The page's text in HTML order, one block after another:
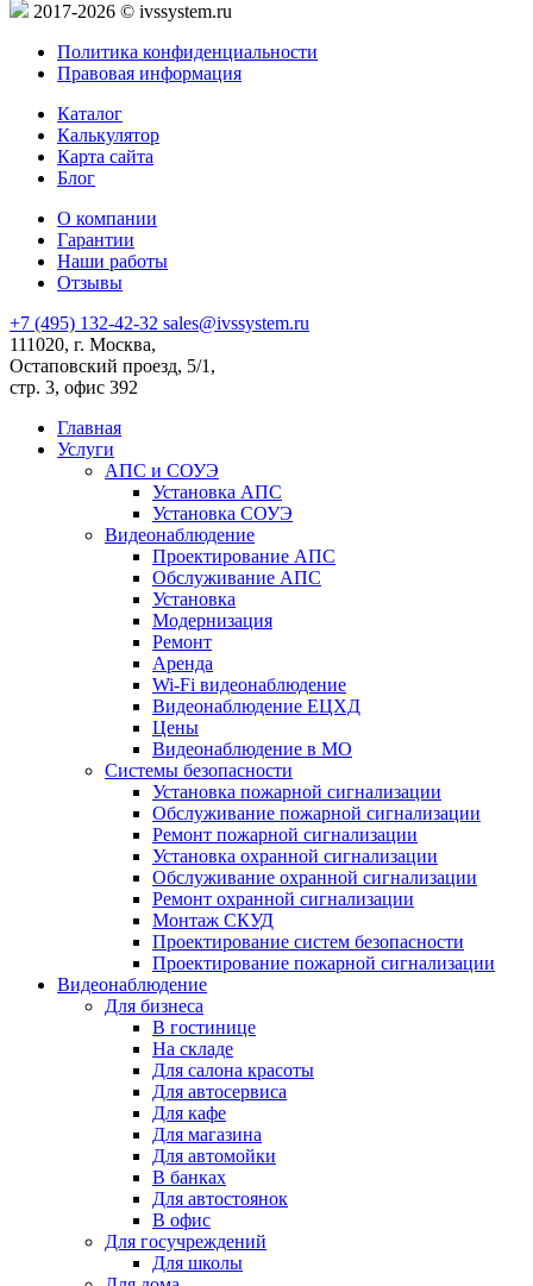
2017-2026 © ivssystem.ru
Политика конфиденциальности
Правовая информация
Каталог
Калькулятор
Карта сайта
Блог
О компании
Гарантии
Наши работы
Отзывы
+7 (495) 132-42-32 sales@ivssystem.ru
111020, г. Москва,
Остаповский проезд, 5/1,
стр. 3, офис 392
Главная
Услуги
АПС и СОУЭ
Установка АПС
Установка СОУЭ
Видеонаблюдение
Проектирование АПС
Обслуживание АПС
Установка
Модернизация
Ремонт
Аренда
Wi-Fi видеонаблюдение
Видеонаблюдение ЕЦХД
Цены
Видеонаблюдение в МО
Системы безопасности
Установка пожарной сигнализации
Обслуживание пожарной сигнализации
Ремонт пожарной сигнализации
Установка охранной сигнализации
Обслуживание охранной сигнализации
Ремонт охранной сигнализации
Монтаж СКУД
Проектирование систем безопасности
Проектирование пожарной сигнализации
Видеонаблюдение
Для бизнеса
В гостинице
На складе
Для салона красоты
Для автосервиса
Для кафе
Для магазина
Для автомойки
В банках
Для автостоянок
В офис
Для госучреждений
Для школы